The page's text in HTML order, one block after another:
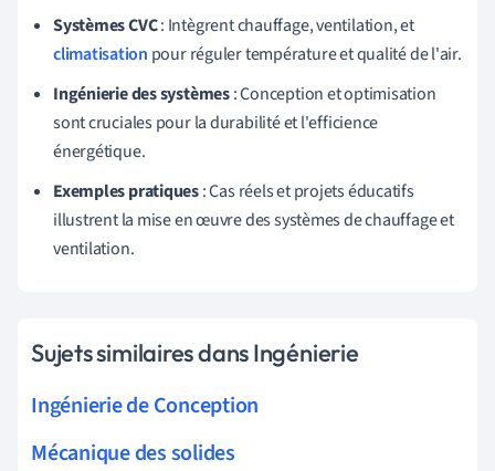
Systèmes CVC: Intègrent chauffage, ventilation, et
climatisation pour réguler température et qualité de l'air.
Ingénierie des systèmes: Conception et optimisation
sont cruciales pour la durabilité et l'efficience
énergétique.
Exemples pratiques: Cas réels et projets éducatifs
illustrent la mise en œuvre des systèmes de chauffage et
ventilation.
Sujets similaires dans Ingénierie
Ingénierie de Conception
Mécanique des solides